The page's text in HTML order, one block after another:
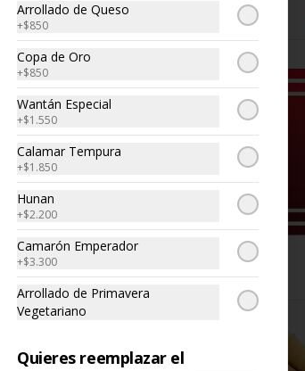
$191.350 $125.850
Arrollado de Queso
+$850
Copa de Oro
+$850
Wantán Especial
+$1.550
Calamar Tempura
+$1.850
Hunan
+$2.200
Camarón Emperador
+$3.300
Arrollado de Primavera
Vegetariano
Quieres reemplazar el